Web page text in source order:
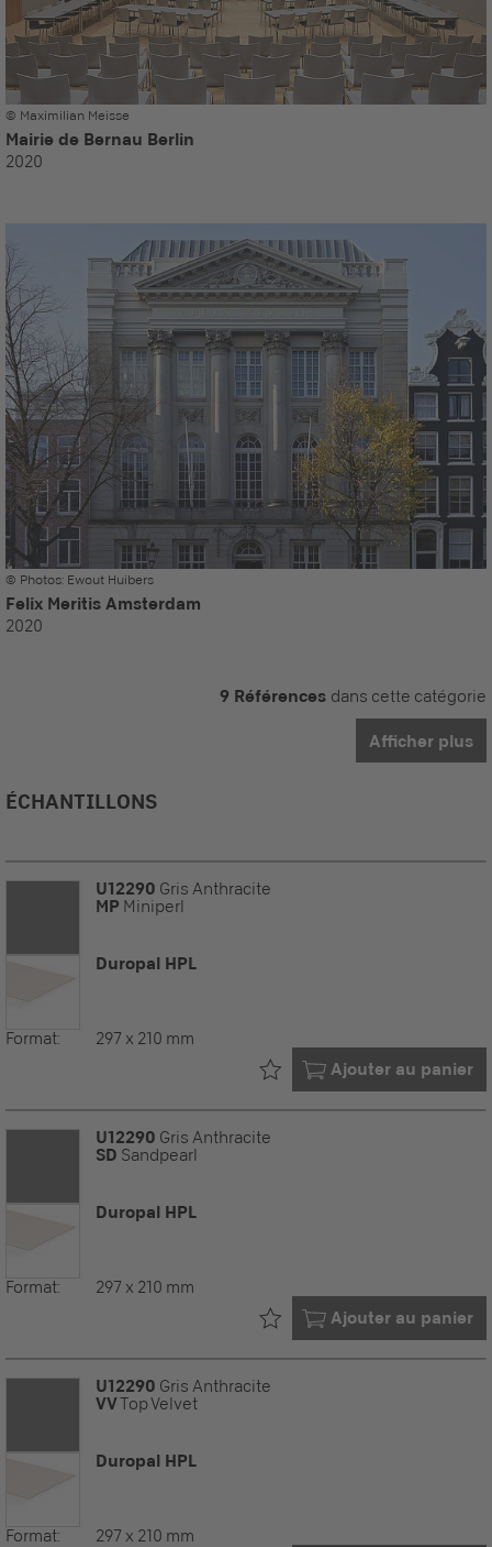
© Maximilian Meisse
Mairie de Bernau Berlin
2020
© Photos: Ewout Huibers
Felix Meritis Amsterdam
2020
9 Références dans cette catégorie
Afficher plus
ÉCHANTILLONS
U12290 Gris Anthracite
MP Miniperl
Duropal HPL
Format: 297 x 210 mm
Ajouter au panier
Déjà dans votre
U12290 Gris Anthracite
SD Sandpearl
Duropal HPL
Format: 297 x 210 mm
Ajouter au panier
Déjà dans votre
U12290 Gris Anthracite
VVTop Velvet
Duropal HPL
Format: 297 x 210 mm